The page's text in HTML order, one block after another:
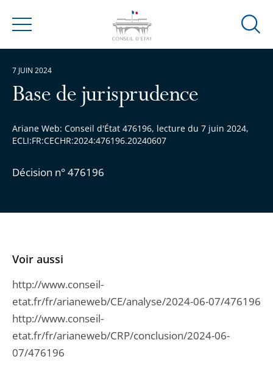
Menu
Ouvrir
Base de jurisprudence
Ariane Web: Conseil d'État 476196, lecture du 7 juin 2024,
ECLI:FR:CECHR:2024:476196.20240607
Décision n° 476196
7 JUIN 2024
Voir aussi
http://www.conseil-
etat.fr/fr/arianeweb/CE/analyse/2024-06-07/476196
http://www.conseil-
etat.fr/fr/arianeweb/CRP/conclusion/2024-06-
07/476196